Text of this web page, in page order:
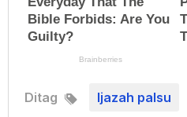
Ditag Ijazah palsu